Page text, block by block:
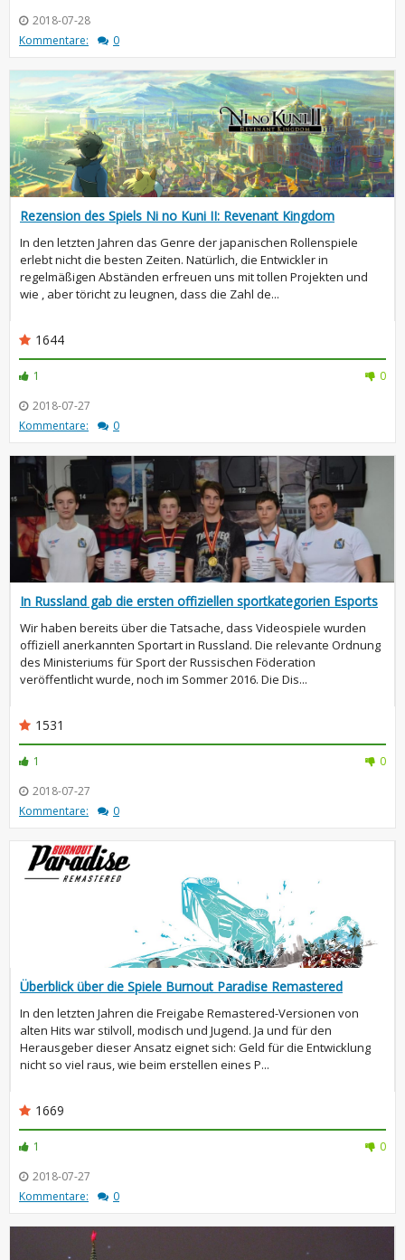
2018-07-28
Kommentare:
0
Rezension des Spiels Ni no Kuni II: Revenant Kingdom
In den letzten Jahren das Genre der japanischen Rollenspiele
erlebt nicht die besten Zeiten. Natürlich, die Entwickler in
regelmäßigen Abständen erfreuen uns mit tollen Projekten und
wie , aber töricht zu leugnen, dass die Zahl de...
1644
1
0
2018-07-27
Kommentare:
0
In Russland gab die ersten offiziellen sportkategorien Esports
Wir haben bereits über die Tatsache, dass Videospiele wurden
offiziell anerkannten Sportart in Russland. Die relevante Ordnung
des Ministeriums für Sport der Russischen Föderation
veröffentlicht wurde, noch im Sommer 2016. Die Dis...
1531
1
0
2018-07-27
Kommentare:
0
Überblick über die Spiele Burnout Paradise Remastered
In den letzten Jahren die Freigabe Remastered-Versionen von
alten Hits war stilvoll, modisch und Jugend. Ja und für den
Herausgeber dieser Ansatz eignet sich: Geld für die Entwicklung
nicht so viel raus, wie beim erstellen eines P...
1669
1
0
2018-07-27
Kommentare:
0